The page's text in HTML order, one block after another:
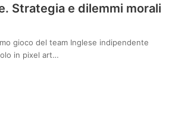
Strategia e dilemmi morali
gioco del team Inglese indipendente
in pixel art…